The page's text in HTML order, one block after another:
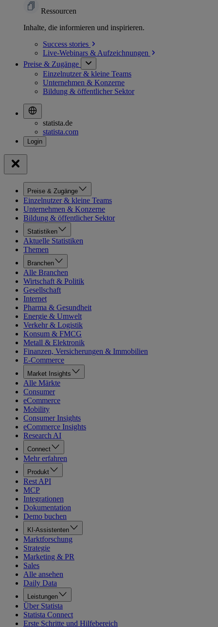
Ressourcen
Inhalte, die informieren und inspirieren.
Success stories
Live-Webinars & Aufzeichnungen
Preise & Zugänge
Einzelnutzer & kleine Teams
Unternehmen & Konzerne
Bildung & öffentlicher Sektor
statista.de
statista.com
Preise & Zugänge
Einzelnutzer & kleine Teams
Unternehmen & Konzerne
Bildung & öffentlicher Sektor
Statistiken
Aktuelle Statistiken
Themen
Branchen
Alle Branchen
Wirtschaft & Politik
Gesellschaft
Internet
Pharma & Gesundheit
Energie & Umwelt
Verkehr & Logistik
Konsum & FMCG
Metall & Elektronik
Finanzen, Versicherungen & Immobilien
E-Commerce
Market Insights
Alle Märkte
Consumer
eCommerce
Mobility
Consumer Insights
eCommerce Insights
Research AI
Connect
Mehr erfahren
Produkt
Rest API
MCP
Integrationen
Dokumentation
Demo buchen
KI-Assistenten
Marktforschung
Strategie
Marketing & PR
Sales
Alle ansehen
Daily Data
Leistungen
Über Statista
Statista Connect
Erste Schritte und Hilfebereich